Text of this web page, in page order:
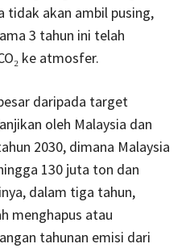
tidak akan ambil pusing,
3 tahun ini telah
ke atmosfer.
daripada target
oleh Malaysia dan
2030, dimana Malaysia
130 juta ton dan
dalam tiga tahun,
menghapus atau
tahunan emisi dari